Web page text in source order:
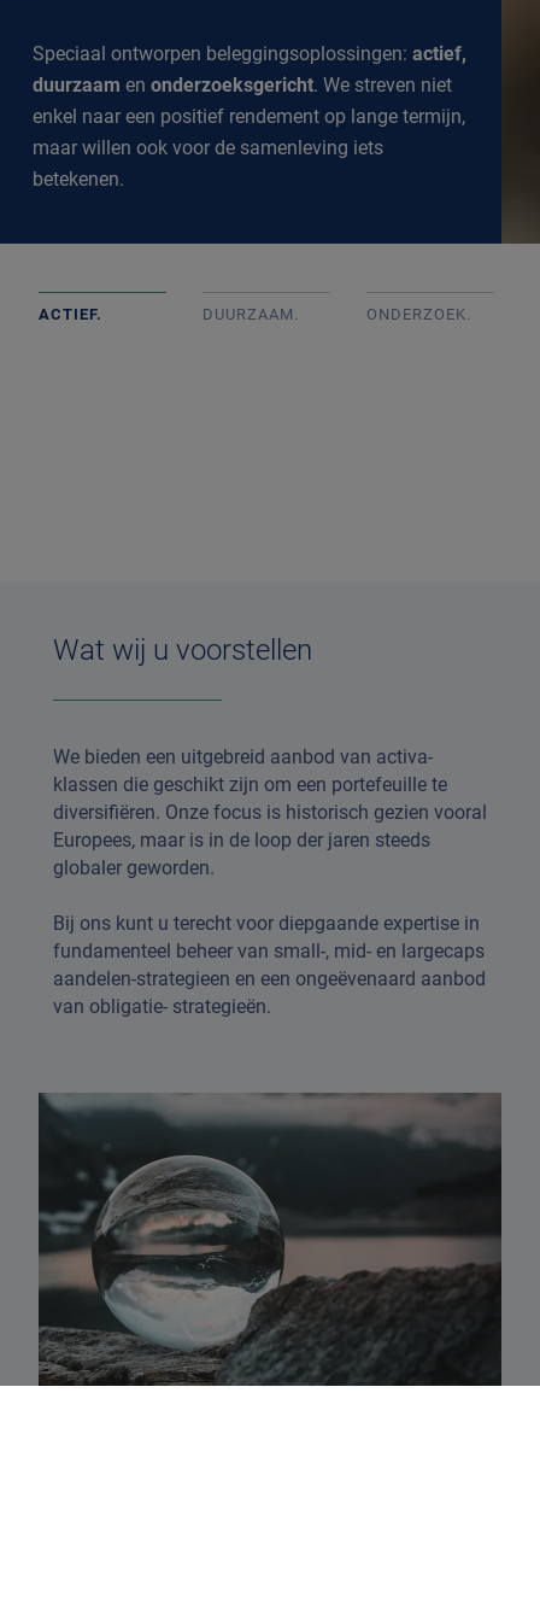
Speciaal ontworpen beleggingsoplossingen: actief,
duurzaam en onderzoeksgericht. We streven niet
enkel naar een positief rendement op lange termijn,
maar willen ook voor de samenleving iets
betekenen.
ACTIEF. DUURZAAM. ONDERZOEK.
Wat wij u voorstellen
We bieden een uitgebreid aanbod van activa-
klassen die geschikt zijn om een portefeuille te
diversifiëren. Onze focus is historisch gezien vooral
Europees, maar is in de loop der jaren steeds
globaler geworden.
Bij ons kunt u terecht voor diepgaande expertise in
fundamenteel beheer van small-, mid- en largecaps
aandelen-strategieen en een ongeëvenaard aanbod
van obligatie- strategieën.